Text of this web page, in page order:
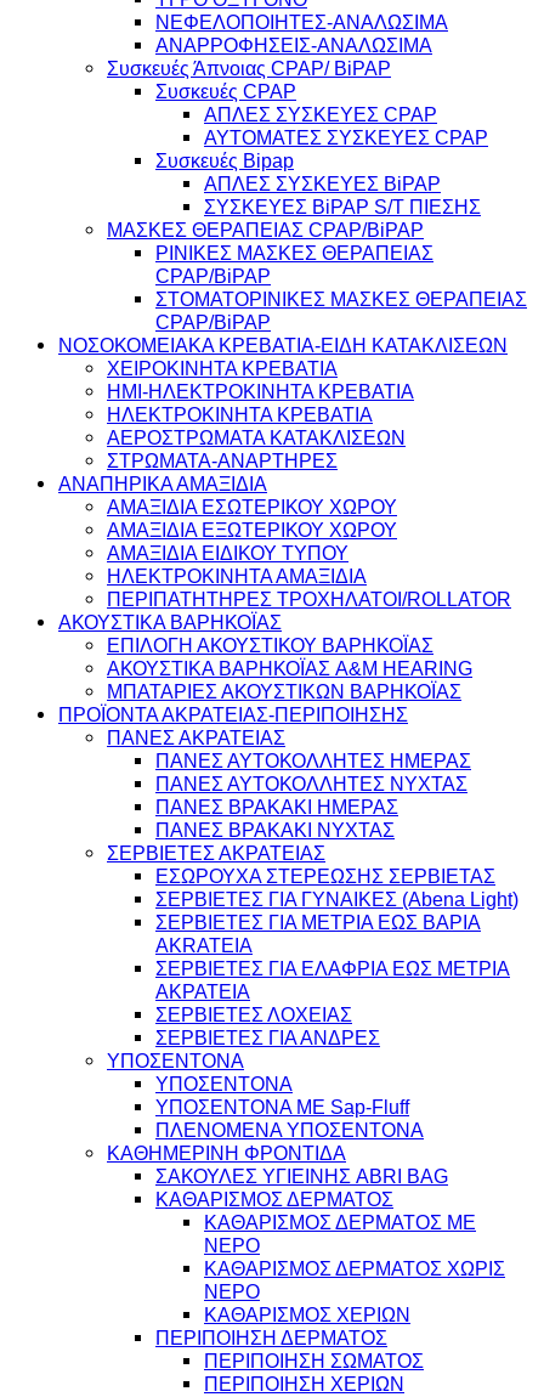
ΝΕΦΕΛΟΠΟΙΗΤΕΣ-ΑΝΑΛΩΣΙΜΑ
ΑΝΑΡΡΟΦΗΣΕΙΣ-ΑΝΑΛΩΣΙΜΑ
Συσκευές Άπνοιας CPAP/ BiPAP
Συσκευές CPAP
ΑΠΛΕΣ ΣΥΣΚΕΥΕΣ CPAP
ΑΥΤΟΜΑΤΕΣ ΣΥΣΚΕΥΕΣ CPAP
Συσκευές Bipap
ΑΠΛΕΣ ΣΥΣΚΕΥΕΣ BiPAP
ΣΥΣΚΕΥΕΣ BiPAP S/T ΠΙΕΣΗΣ
ΜΑΣΚΕΣ ΘΕΡΑΠΕΙΑΣ CPAP/BiPAP
ΡΙΝΙΚΕΣ ΜΑΣΚΕΣ ΘΕΡΑΠΕΙΑΣ
CPAP/BiPAP
ΣΤΟΜΑΤΟΡΙΝΙΚΕΣ ΜΑΣΚΕΣ ΘΕΡΑΠΕΙΑΣ
CPAP/BiPAP
ΝΟΣΟΚΟΜΕΙΑΚΑ ΚΡΕΒΑΤΙΑ-ΕΙΔΗ ΚΑΤΑΚΛΙΣΕΩΝ
ΧΕΙΡΟΚΙΝΗΤΑ ΚΡΕΒΑΤΙΑ
ΗΜΙ-ΗΛΕΚΤΡΟΚΙΝΗΤΑ ΚΡΕΒΑΤΙΑ
ΗΛΕΚΤΡΟΚΙΝΗΤΑ ΚΡΕΒΑΤΙΑ
ΑΕΡΟΣΤΡΩΜΑΤΑ ΚΑΤΑΚΛΙΣΕΩΝ
ΣΤΡΩΜΑΤΑ-ΑΝΑΡΤΗΡΕΣ
ΑΝΑΠΗΡΙΚΑ ΑΜΑΞΙΔΙΑ
ΑΜΑΞΙΔΙΑ ΕΣΩΤΕΡΙΚΟΥ ΧΩΡΟΥ
ΑΜΑΞΙΔΙΑ ΕΞΩΤΕΡΙΚΟΥ ΧΩΡΟΥ
ΑΜΑΞΙΔΙΑ ΕΙΔΙΚΟΥ ΤΥΠΟΥ
ΗΛΕΚΤΡΟΚΙΝΗΤΑ ΑΜΑΞΙΔΙΑ
ΠΕΡΙΠΑΤΗΤΗΡΕΣ ΤΡΟΧΗΛΑΤΟΙ/ROLLATOR
ΑΚΟΥΣΤΙΚΑ ΒΑΡΗΚΟΪΑΣ
ΕΠΙΛΟΓΗ ΑΚΟΥΣΤΙΚΟΥ ΒΑΡΗΚΟΪΑΣ
ΑΚΟΥΣΤΙΚΑ ΒΑΡΗΚΟΪΑΣ A&M HEARING
ΜΠΑΤΑΡΙΕΣ ΑΚΟΥΣΤΙΚΩΝ ΒΑΡΗΚΟΪΑΣ
ΠΡΟΪΟΝΤΑ ΑΚΡΑΤΕΙΑΣ-ΠΕΡΙΠΟΙΗΣΗΣ
ΠΑΝΕΣ ΑΚΡΑΤΕΙΑΣ
ΠΑΝΕΣ ΑΥΤΟΚΟΛΛΗΤΕΣ ΗΜΕΡΑΣ
ΠΑΝΕΣ ΑΥΤΟΚΟΛΛΗΤΕΣ ΝΥΧΤΑΣ
ΠΑΝΕΣ ΒΡΑΚΑΚΙ ΗΜΕΡΑΣ
ΠΑΝΕΣ ΒΡΑΚΑΚΙ ΝΥΧΤΑΣ
ΣΕΡΒΙΕΤΕΣ ΑΚΡΑΤΕΙΑΣ
ΕΣΩΡΟΥΧΑ ΣΤΕΡΕΩΣΗΣ ΣΕΡΒΙΕΤΑΣ
ΣΕΡΒΙΕΤΕΣ ΓΙΑ ΓΥΝΑΙΚΕΣ (Abena Light)
ΣΕΡΒΙΕΤΕΣ ΓΙΑ ΜΕΤΡΙΑ ΕΩΣ ΒΑΡΙΑ
AKRATEIA
ΣΕΡΒΙΕΤΕΣ ΓΙΑ ΕΛΑΦΡΙΑ ΕΩΣ ΜΕΤΡΙΑ
ΑΚΡΑΤΕΙΑ
ΣΕΡΒΙΕΤΕΣ ΛΟΧΕΙΑΣ
ΣΕΡΒΙΕΤΕΣ ΓΙΑ ΑΝΔΡΕΣ
ΥΠΟΣΕΝΤΟΝΑ
ΥΠΟΣΕΝΤΟΝΑ
ΥΠΟΣΕΝΤΟΝΑ ΜΕ Sap-Fluff
ΠΛΕΝΟΜΕΝΑ ΥΠΟΣΕΝΤΟΝΑ
ΚΑΘΗΜΕΡΙΝΗ ΦΡΟΝΤΙΔΑ
ΣΑΚΟΥΛΕΣ ΥΓΙΕΙΝΗΣ ABRI BAG
ΚΑΘΑΡΙΣΜΟΣ ΔΕΡΜΑΤΟΣ
ΚΑΘΑΡΙΣΜΟΣ ΔΕΡΜΑΤΟΣ ΜΕ
ΝΕΡΟ
ΚΑΘΑΡΙΣΜΟΣ ΔΕΡΜΑΤΟΣ ΧΩΡΙΣ
ΝΕΡΟ
ΚΑΘΑΡΙΣΜΟΣ ΧΕΡΙΩΝ
ΠΕΡΙΠΟΙΗΣΗ ΔΕΡΜΑΤΟΣ
ΠΕΡΙΠΟΙΗΣΗ ΣΩΜΑΤΟΣ
ΠΕΡΙΠΟΙΗΣΗ ΧΕΡΙΩΝ